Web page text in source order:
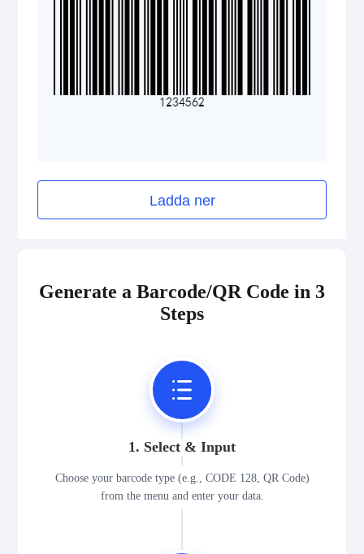
Ladda ner
Generate a Barcode/QR Code in 3
Steps
1. Select & Input
Choose your barcode type (e.g., CODE 128, QR Code)
from the menu and enter your data.